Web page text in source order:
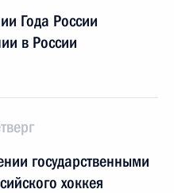
Года России
в России
государственными
хоккея